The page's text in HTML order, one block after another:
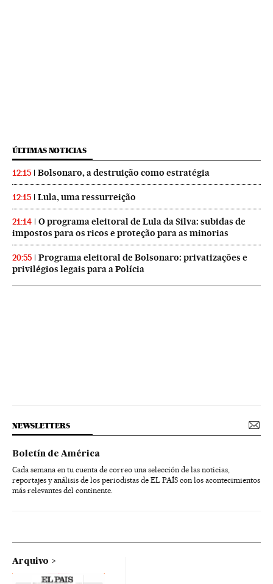
ÚLTIMAS NOTICIAS
12:15 Bolsonaro, a destruição como estratégia
12:15 Lula, uma ressurreição
21:14
O programa eleitoral de Lula da Silva: subidas de
impostos para os ricos e proteção para as minorias
20:55
Programa eleitoral de Bolsonaro: privatizações e
privilégios legais para a Polícia
NEWSLETTERS
Boletín de América
Cada semana en tu cuenta de correo una selección de las noticias,
reportajes y análisis de los periodistas de EL PAÍS con los acontecimientos
más relevantes del continente.
Arquivo